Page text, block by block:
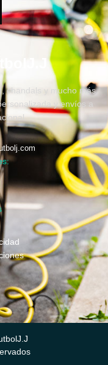
chandals y mucho más
y envíos a